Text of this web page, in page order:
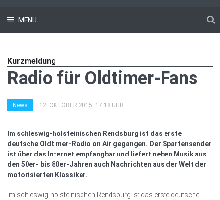
MENU
Kurzmeldung
Radio für Oldtimer-Fans
News 12. OKTOBER 2015, 17:18 UHR
Im schleswig-holsteinischen Rendsburg ist das erste
deutsche Oldtimer-Radio on Air gegangen. Der Spartensender
ist über das Internet empfangbar und liefert neben Musik aus
den 50er- bis 80er-Jahren auch Nachrichten aus der Welt der
motorisierten Klassiker.
Im schleswig-holsteinischen Rendsburg ist das erste deutsche